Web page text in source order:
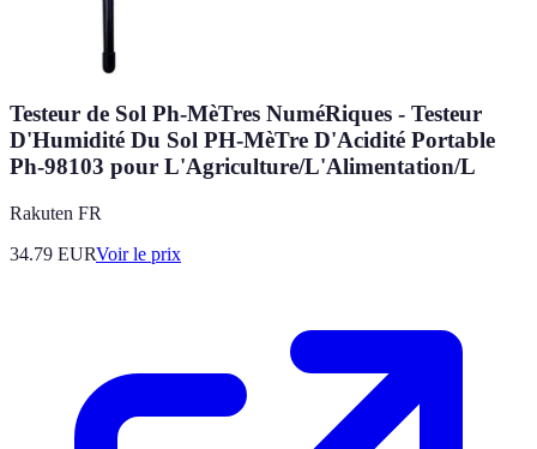
Testeur de Sol Ph-MèTres NuméRiques - Testeur
D'Humidité Du Sol PH-MèTre D'Acidité Portable
Ph-98103 pour L'Agriculture/L'Alimentation/L
Rakuten FR
34.79 EURVoir le prix